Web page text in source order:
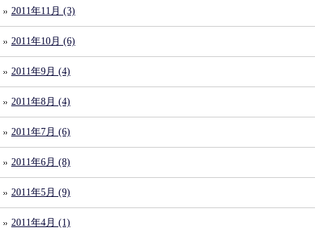
2011年11月 (3)
2011年10月 (6)
2011年9月 (4)
2011年8月 (4)
2011年7月 (6)
2011年6月 (8)
2011年5月 (9)
2011年4月 (1)